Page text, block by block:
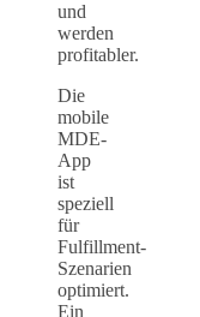
und
werden
profitabler.
Die
mobile
MDE-
App
ist
speziell
für
Fulfillment-
Szenarien
optimiert.
Ein